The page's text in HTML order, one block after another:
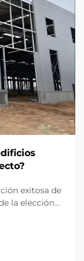
exitosa de
la elección
en
este artículo